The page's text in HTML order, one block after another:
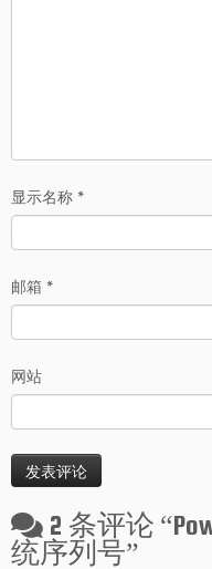
显示名称 *
邮箱 *
网站
2 条评论 “
统序列号”